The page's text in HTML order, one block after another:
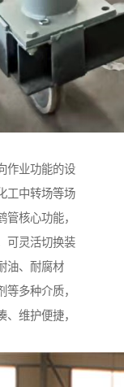
作业功能的设
工中转场等场
核心功能，
可灵活切换装
油、耐腐材
多种介质，
维护便捷，